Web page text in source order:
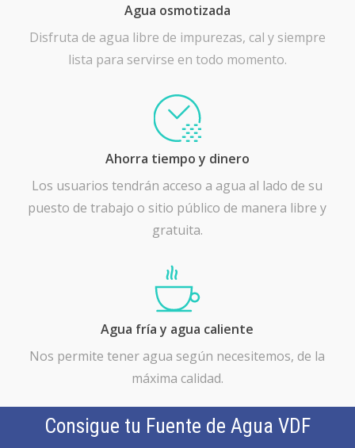
Agua osmotizada
Disfruta de agua libre de impurezas, cal y siempre
lista para servirse en todo momento.
Ahorra tiempo y dinero
Los usuarios tendrán acceso a agua al lado de su
puesto de trabajo o sitio público de manera libre y
gratuita.
Agua fría y agua caliente
Nos permite tener agua según necesitemos, de la
máxima calidad.
Consigue tu Fuente de Agua VDF